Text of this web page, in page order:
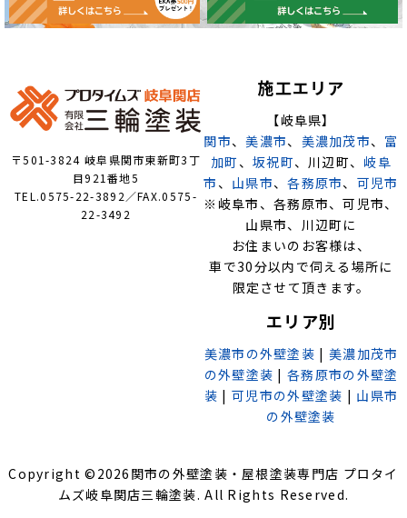
〒501-3824 岐阜県関市東新町3丁
目921番地5
TEL.0575-22-3892／FAX.0575-
22-3492
施工エリア
【岐阜県】
関市、美濃市、 美濃加茂市、 富
加町 、 坂祝町、川辺町、 岐阜
市 、 山県市、各務原市、 可児市
※岐阜市、各務原市、可児市、
山県市、川辺町に
お住まいのお客様は、
車で30分以内で伺える場所に
限定させて頂きます。
エリア別
美濃市の外壁塗装 | 美濃加茂市
の外壁塗装 |各務原市の外壁塗
装 |可児市の外壁塗装 | 山県市
の外壁塗装
Copyright © 2026 関市の外壁塗装・屋根塗装専門店 プロタイ
ムズ岐阜関店三輪塗装. All Rights Reserved.